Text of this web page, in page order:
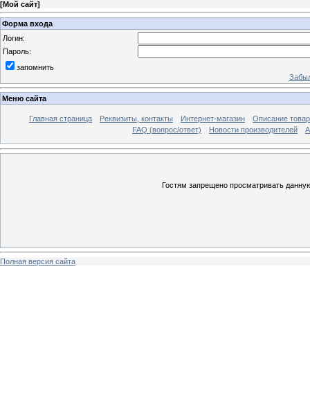
[Мой сайт]
Форма входа
Логин:
Пароль:
запомнить
Меню сайта
Главная страница Реквизиты, контакты Интернет-магазин
Описание
FAQ (вопрос/ответ)
Новости производителей
Гостям запрещено просматривать
Полная версия сайта